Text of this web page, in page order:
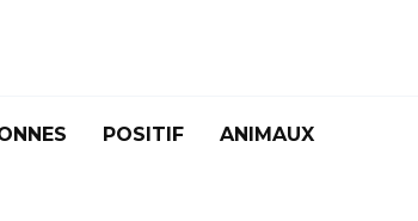
POSITIF ANIMAUX